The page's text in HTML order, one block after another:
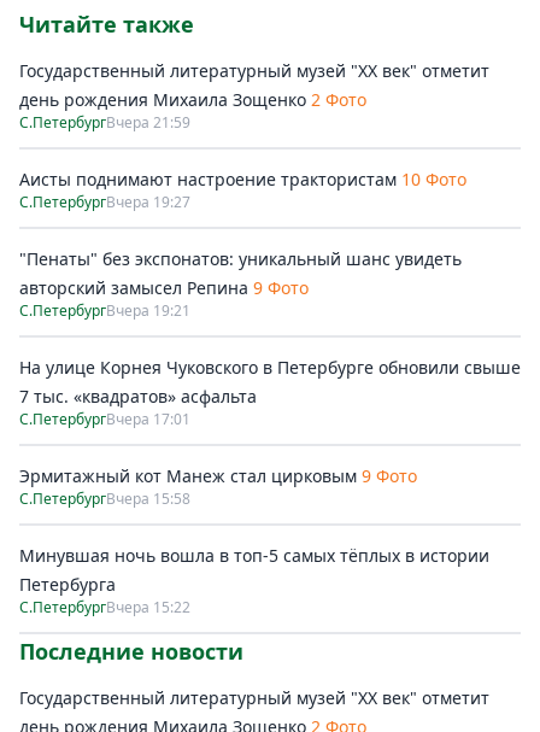
Читайте также
Государственный литературный музей "ХХ век" отметит
день рождения Михаила Зощенко 2 Фото
С.ПетербургВчера 21:59
Аисты поднимают настроение трактористам 10 Фото
С.ПетербургВчера 19:27
"Пенаты" без экспонатов: уникальный шанс увидеть
авторский замысел Репина 9 Фото
С.ПетербургВчера 19:21
На улице Корнея Чуковского в Петербурге обновили свыше
7 тыс. «квадратов» асфальта
С.ПетербургВчера 17:01
Эрмитажный кот Манеж стал цирковым 9 Фото
С.ПетербургВчера 15:58
Минувшая ночь вошла в топ-5 самых тёплых в истории
Петербурга
С.ПетербургВчера 15:22
Последние новости
Государственный литературный музей "ХХ век" отметит
день рождения Михаила Зощенко 2 Фото